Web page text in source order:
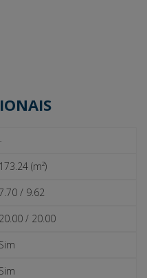
-
173.24 (m²)
/ 9.62
20.00 / 20.00
Sim
Sim